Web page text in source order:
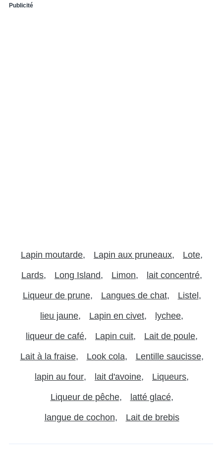
Publicité
Lapin moutarde Lapin aux pruneaux Lote
Lards Long Island Limon lait concentré
Liqueur de prune Langues de chat Listel
lieu jaune Lapin en civet lychee
liqueur de café Lapin cuit Lait de poule
Lait à la fraise Look cola Lentille saucisse
lapin au four lait d'avoine Liqueurs
Liqueur de pêche latté glacé
langue de cochon Lait de brebis